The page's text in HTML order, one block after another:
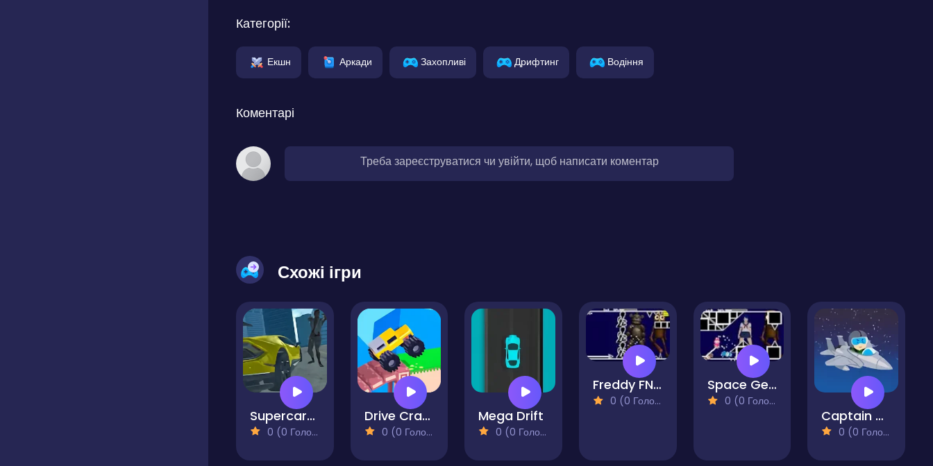
Категорії:
Екшн Аркади Захопливі Дрифтинг Водіння
Коментарі
Треба зареєструватися чи увійти, щоб написати коментар
Схожі ігри
Supercars Zombie Driving 2
0 (0 Голосів)
Drive Crazy
0 (0 Голосів)
Mega Drift
0 (0 Голосів)
Freddy FNAF Space Waves
0 (0 Голосів)
Space Geometry Dash Waves
0 (0 Голосів)
Captain Space
0 (0 Голосів)